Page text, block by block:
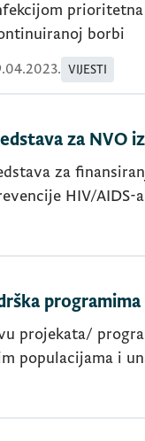
borbi
VIJESTI
za NVO
za
HIV/AIDS-
projekata/
populacijama i